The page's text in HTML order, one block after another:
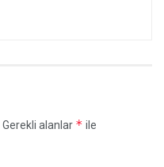
Gerekli alanlar * ile